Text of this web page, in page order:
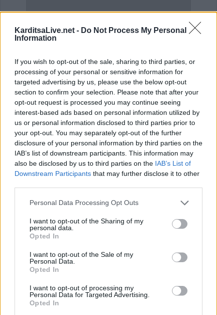
KarditsaLive.net - Do Not Process My Personal
Information
If you wish to opt-out of the sale, sharing to third parties, or
processing of your personal or sensitive information for
targeted advertising by us, please use the below opt-out
section to confirm your selection. Please note that after your
opt-out request is processed you may continue seeing
interest-based ads based on personal information utilized by
us or personal information disclosed to third parties prior to
your opt-out. You may separately opt-out of the further
disclosure of your personal information by third parties on the
IAB’s list of downstream participants. This information may
also be disclosed by us to third parties on the IAB’s List of
Downstream Participants that may further disclose it to other
Personal Data Processing Opt Outs
I want to opt-out of the Sharing of my
personal data.
Opted In
I want to opt-out of the Sale of my
Personal Data.
Opted In
I want to opt-out of processing my
Personal Data for Targeted Advertising.
Opted In
ΤΕΛΕΥΤΑΙΑ ΝΕΑ
Σύγκρουση δύο τραμ στη Γερμανία – Πάνω
από 20 τραυματίες
Συρία: Δύο νεκροί και 13 τραυματίες από
6 Αυγούστου 2026, 20:28
για τον Ιό του Δυτικού Νείλου στην Δ.Κ.
Κυψέλης
Χαλκίδα: Γυναίκα έπεσε από την Υψηλή
Γέφυρα και σώθηκε στα νερά του Ευβοϊκού